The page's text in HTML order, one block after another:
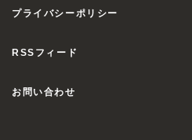
プライバシーポリシー
RSSフィード
お問い合わせ